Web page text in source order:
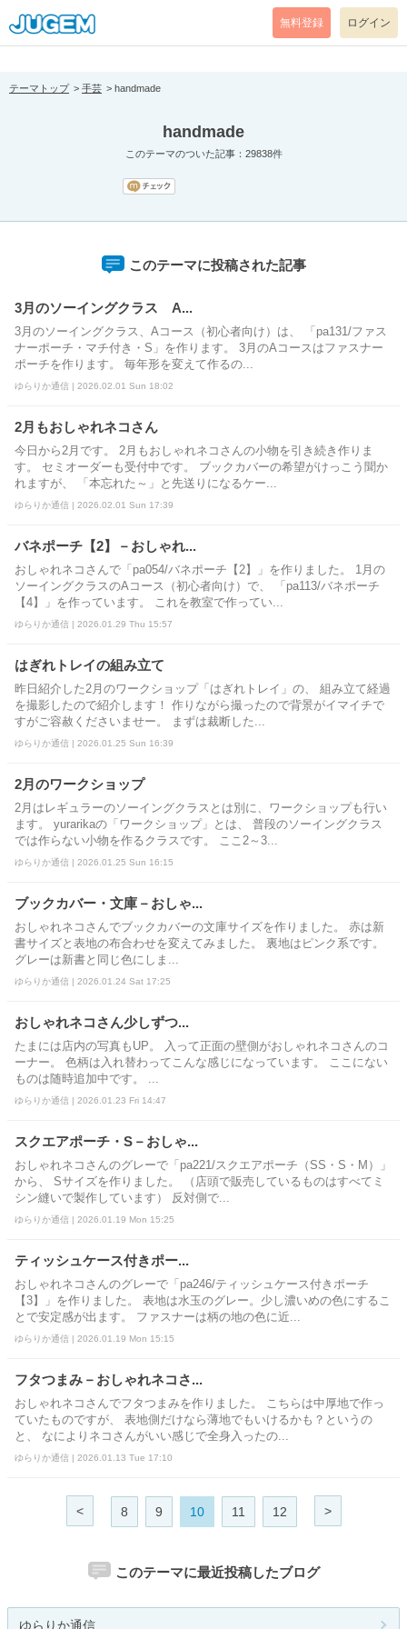
[pear_error: message="Success" code=0 mode=return level=notice
prefix="" info=""]
無料登録 ログイン
テーマトップ 手芸 handmade
handmade
このテーマのついた記事：29838件
このテーマに投稿された記事
3月のソーイングクラス A...
3月のソーイングクラス、Aコース（初心者向け）は、 「pa131/ファス
ナーポーチ・マチ付き・S」を作ります。 3月のAコースはファスナー
ポーチを作ります。 毎年形を変えて作るの...
ゆらりか通信 | 2026.02.01 Sun 18:02
2月もおしゃれネコさん
今日から2月です。 2月もおしゃれネコさんの小物を引き続き作りま
す。 セミオーダーも受付中です。 ブックカバーの希望がけっこう聞か
れますが、 「本忘れた～」と先送りになるケー...
ゆらりか通信 | 2026.02.01 Sun 17:39
バネポーチ【2】－おしゃれ...
おしゃれネコさんで「pa054/バネポーチ【2】」を作りました。 1月の
ソーイングクラスのAコース（初心者向け）で、 「pa113/バネポーチ
【4】」を作っています。 これを教室で作ってい...
ゆらりか通信 | 2026.01.29 Thu 15:57
はぎれトレイの組み立て
昨日紹介した2月のワークショップ「はぎれトレイ」の、 組み立て経過
を撮影したので紹介します！ 作りながら撮ったので背景がイマイチで
すがご容赦くださいませー。 まずは裁断した...
ゆらりか通信 | 2026.01.25 Sun 16:39
2月のワークショップ
2月はレギュラーのソーイングクラスとは別に、ワークショップも行い
ます。 yurarikaの「ワークショップ」とは、 普段のソーイングクラス
では作らない小物を作るクラスです。 ここ2～3...
ゆらりか通信 | 2026.01.25 Sun 16:15
ブックカバー・文庫－おしゃ...
おしゃれネコさんでブックカバーの文庫サイズを作りました。 赤は新
書サイズと表地の布合わせを変えてみました。 裏地はピンク系です。
グレーは新書と同じ色にしま...
ゆらりか通信 | 2026.01.24 Sat 17:25
おしゃれネコさん少しずつ...
たまには店内の写真もUP。 入って正面の壁側がおしゃれネコさんのコ
ーナー。 色柄は入れ替わってこんな感じになっています。 ここにない
ものは随時追加中です。 ...
ゆらりか通信 | 2026.01.23 Fri 14:47
スクエアポーチ・S－おしゃ...
おしゃれネコさんのグレーで「pa221/スクエアポーチ（SS・S・M）」
から、 Sサイズを作りました。 （店頭で販売しているものはすべてミ
シン縫いで製作しています） 反対側で...
ゆらりか通信 | 2026.01.19 Mon 15:25
ティッシュケース付きポー...
おしゃれネコさんのグレーで「pa246/ティッシュケース付きポーチ
【3】」を作りました。 表地は水玉のグレー。少し濃いめの色にするこ
とで安定感が出ます。 ファスナーは柄の地の色に近...
ゆらりか通信 | 2026.01.19 Mon 15:15
フタつまみ－おしゃれネコさ...
おしゃれネコさんでフタつまみを作りました。 こちらは中厚地で作っ
ていたものですが、 表地側だけなら薄地でもいけるかも？というの
と、 なによりネコさんがいい感じで全身入ったの...
ゆらりか通信 | 2026.01.13 Tue 17:10
< 8 9 10 11 12 >
このテーマに最近投稿したブログ
ゆらりか通信